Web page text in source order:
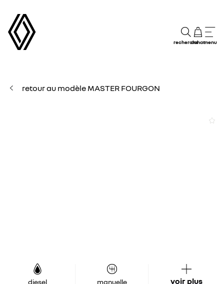
rechercheachatmenu
retour au modèle MASTER FOURGON
diesel manuelle voir plus